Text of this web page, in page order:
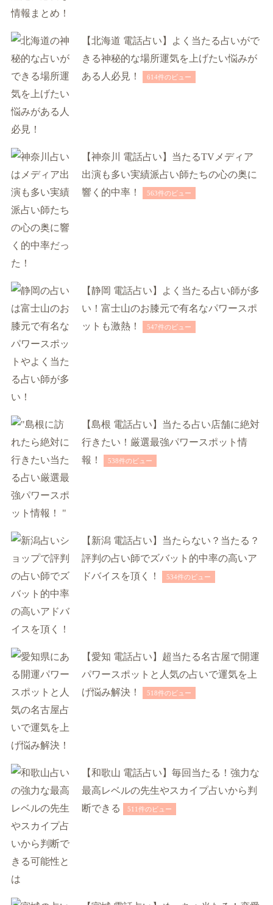
【北海道 電話占い】よく当たる占いがで
きる神秘的な場所運気を上げたい悩みが
ある人必見！
614件のビュー
【神奈川 電話占い】当たるTVメディア
出演も多い実績派占い師たちの心の奥に
響く的中率！
563件のビュー
【静岡 電話占い】よく当たる占い師が多
い！富士山のお膝元で有名なパワースポ
ットも激熱！
547件のビュー
【島根 電話占い】当たる占い店舗に絶対
行きたい！厳選最強パワースポット情
報！
538件のビュー
【新潟 電話占い】当たらない？当たる？
評判の占い師でズバット的中率の高いア
ドバイスを頂く！
534件のビュー
【愛知 電話占い】超当たる名古屋で開運
パワースポットと人気の占いで運気を上
げ悩み解決！
518件のビュー
【和歌山 電話占い】毎回当たる！強力な
最高レベルの先生やスカイプ占いから判
断できる
511件のビュー